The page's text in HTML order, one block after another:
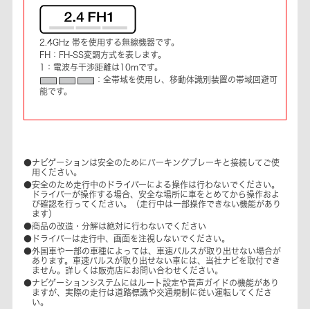
2.4GHz 帯を使用する無線機器です。
FH：FH-SS変調方式を表します。
1：電波与干渉距離は10mです。
：全帯域を使用し、移動体識別装置の帯域回避可
能です。
●ナビゲーションは安全のためにパーキングブレーキと接続してご使
用ください。
●安全のため走行中のドライバーによる操作は行わないでください。
ドライバーが操作する場合、安全な場所に車をとめてから操作およ
び確認を行ってください。（走行中は一部操作できない機能があり
ます）
●商品の改造・分解は絶対に行わないでください
●ドライバーは走行中、画面を注視しないでください。
●外国車や一部の車種によっては、車速パルスが取り出せない場合が
あります。車速パルスが取り出せない車には、当社ナビを取付でき
ません。詳しくは販売店にお問い合わせください。
●ナビゲーションシステムにはルート設定や音声ガイドの機能があり
ますが、実際の走行は道路標識や交通規制に従い運転してくださ
い。